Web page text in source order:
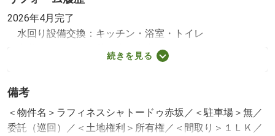
2026年4月完了
水回り設備交換：キッチン・浴室・トイレ
内装リフォーム：壁・床・全室
※年月は一番古いリフォーム箇所を表します
続きを見る
備考
＜物件名＞ラフィネスシャトードゥ赤坂／＜駐車場＞無／
委託（巡回）／＜土地権利＞所有権／＜間取り＞１ＬＫ／